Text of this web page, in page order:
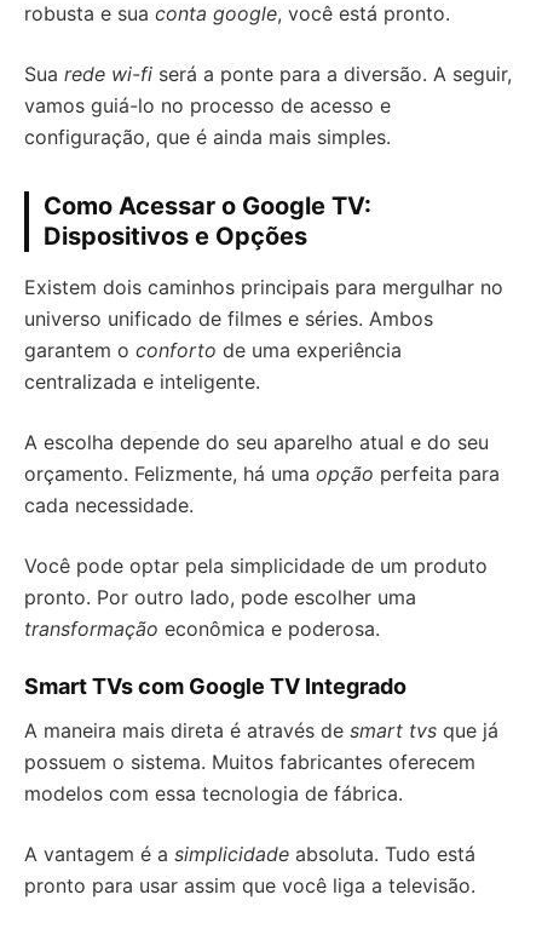
robusta e sua conta google, você está pronto.
Sua rede wi-fi será a ponte para a diversão. A seguir,
vamos guiá-lo no processo de acesso e
configuração, que é ainda mais simples.
Como Acessar o Google TV:
Dispositivos e Opções
Existem dois caminhos principais para mergulhar no
universo unificado de filmes e séries. Ambos
garantem o conforto de uma experiência
centralizada e inteligente.
A escolha depende do seu aparelho atual e do seu
orçamento. Felizmente, há uma opção perfeita para
cada necessidade.
Você pode optar pela simplicidade de um produto
pronto. Por outro lado, pode escolher uma
transformação econômica e poderosa.
Smart TVs com Google TV Integrado
A maneira mais direta é através de smart tvs que já
possuem o sistema. Muitos fabricantes oferecem
modelos com essa tecnologia de fábrica.
A vantagem é a simplicidade absoluta. Tudo está
pronto para usar assim que você liga a televisão.